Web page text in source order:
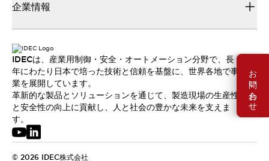
お問い合わせ
企業情報
IDECは、産業用制御・安全・オートメーション分野で、長
年にわたり日本で培った技術と信頼を基盤に、世界各地で事
業を展開しています。
革新的な製品とソリューションを通じて、製造現場の生産性
と安全性の向上に貢献し、人と社会の豊かな未来を支えま
す。
© 2026 IDEC株式会社